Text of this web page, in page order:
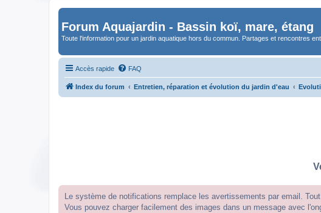
Forum Aquajardin - Bassin koï, mare, étang
Toute l'information pour un jardin aquatique hors du commun. Partages et rencontres
Accès rapide FAQ
Index du forum Entretien, réparation et évolution du jardin d'eau
Le système de notifications remplace les avertissements par email.
Vous pouvez charger facilement des images dans un message avec